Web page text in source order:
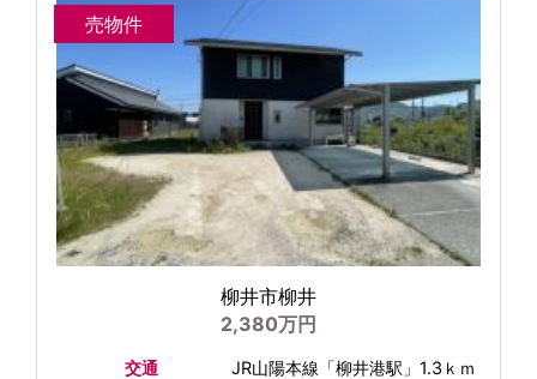
売物件
柳井市柳井
2,380万円
交通
JR山陽本線「柳井港駅」1.3ｋｍ